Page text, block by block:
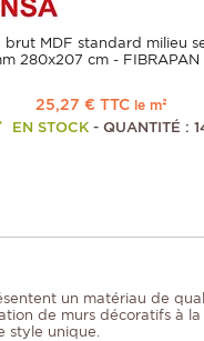
brut MDF standard milieu
280x207 cm - FIBRAPAN
25,27 € TTC le m²
EN STOCK- QUANTITÉ :
un matériau de
de murs décoratifs à
style unique.